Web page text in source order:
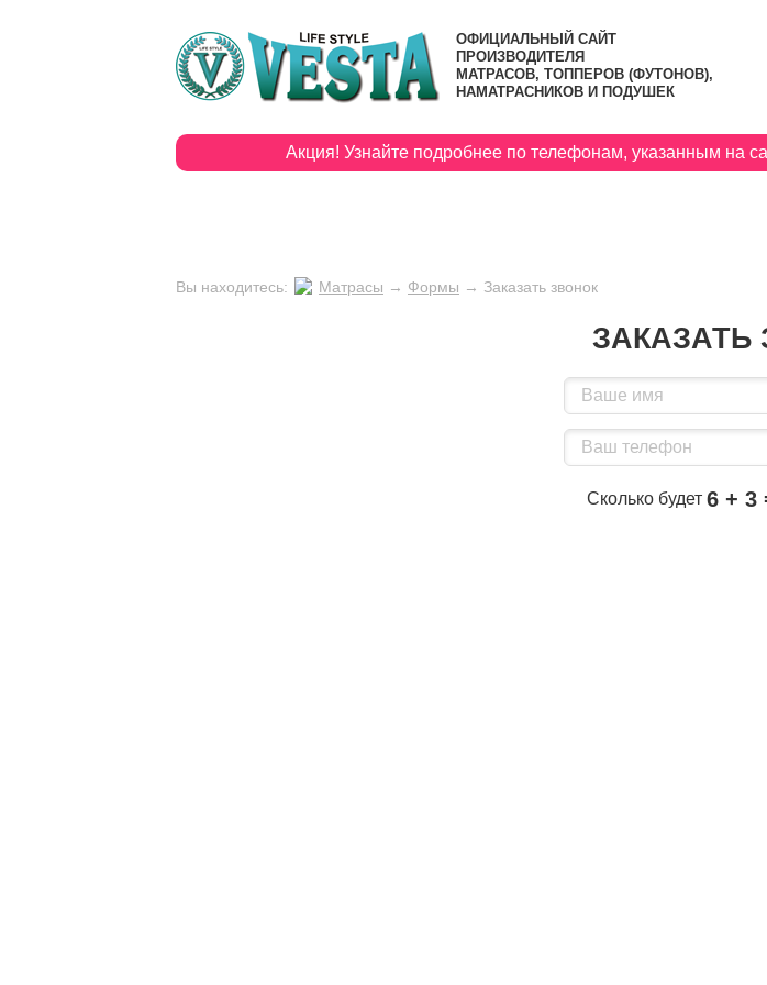
ОФИЦИАЛЬНЫЙ САЙТ
ПРОИЗВОДИТЕЛЯ
МАТРАСОВ, ТОППЕРОВ (ФУТОНОВ),
НАМАТРАСНИКОВ И ПОДУШЕК
Акция! Узнайте подробнее по телефонам, указанным на
Вы находитесь: Матрасы → Формы → Заказать звонок
ЗАКАЗАТЬ
Сколько будет 6 + 3